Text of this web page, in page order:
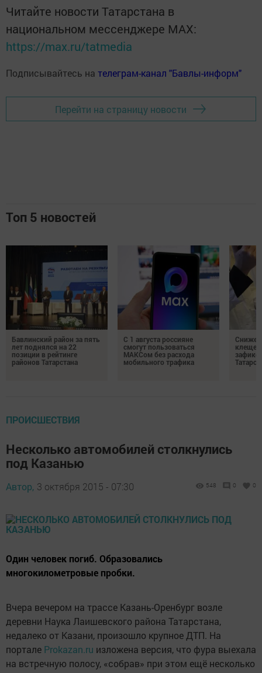
Читайте новости Татарстана в
национальном мессенджере MАХ:
https://max.ru/tatmedia
Подписывайтесь на телеграм-канал "Бавлы-информ"
Перейти на страницу новости
Топ 5 новостей
Бавлинский район за пять
лет поднялся на 22
позиции в рейтинге
районов Татарстана
С 1 августа россияне
смогут пользоваться
МАКСом без расхода
мобильного трафика
клещей
ПРОИСШЕСТВИЯ
Несколько автомобилей столкнулись
под Казанью
Автор, 3 октября 2015 - 07:30 548 0 0
Один человек погиб. Образовались
многокилометровые пробки.
Вчера вечером на трассе Казань-Оренбург возле
деревни Наука Лаишевского района Татарстана,
недалеко от Казани, произошло крупное ДТП. На
портале Prokazan.ru изложена версия, что фура выехала
на встречную полосу, «собрав» при этом ещё несколько